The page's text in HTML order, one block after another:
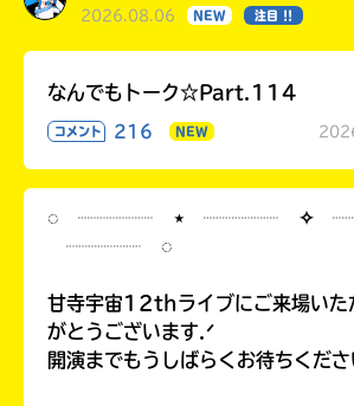
2026.08.06 NEW 注目 !!
なんでもトーク☆Part.114
コメント 216 NEW
◌ ┈┈┈┈ ⋆ ┈┈┈┈ ✧
┈┈┈┈ ◌
甘寺宇宙12thライブにご来場いた
がとうございます.ᐟ
開演までもうしばらくお待ちくださ